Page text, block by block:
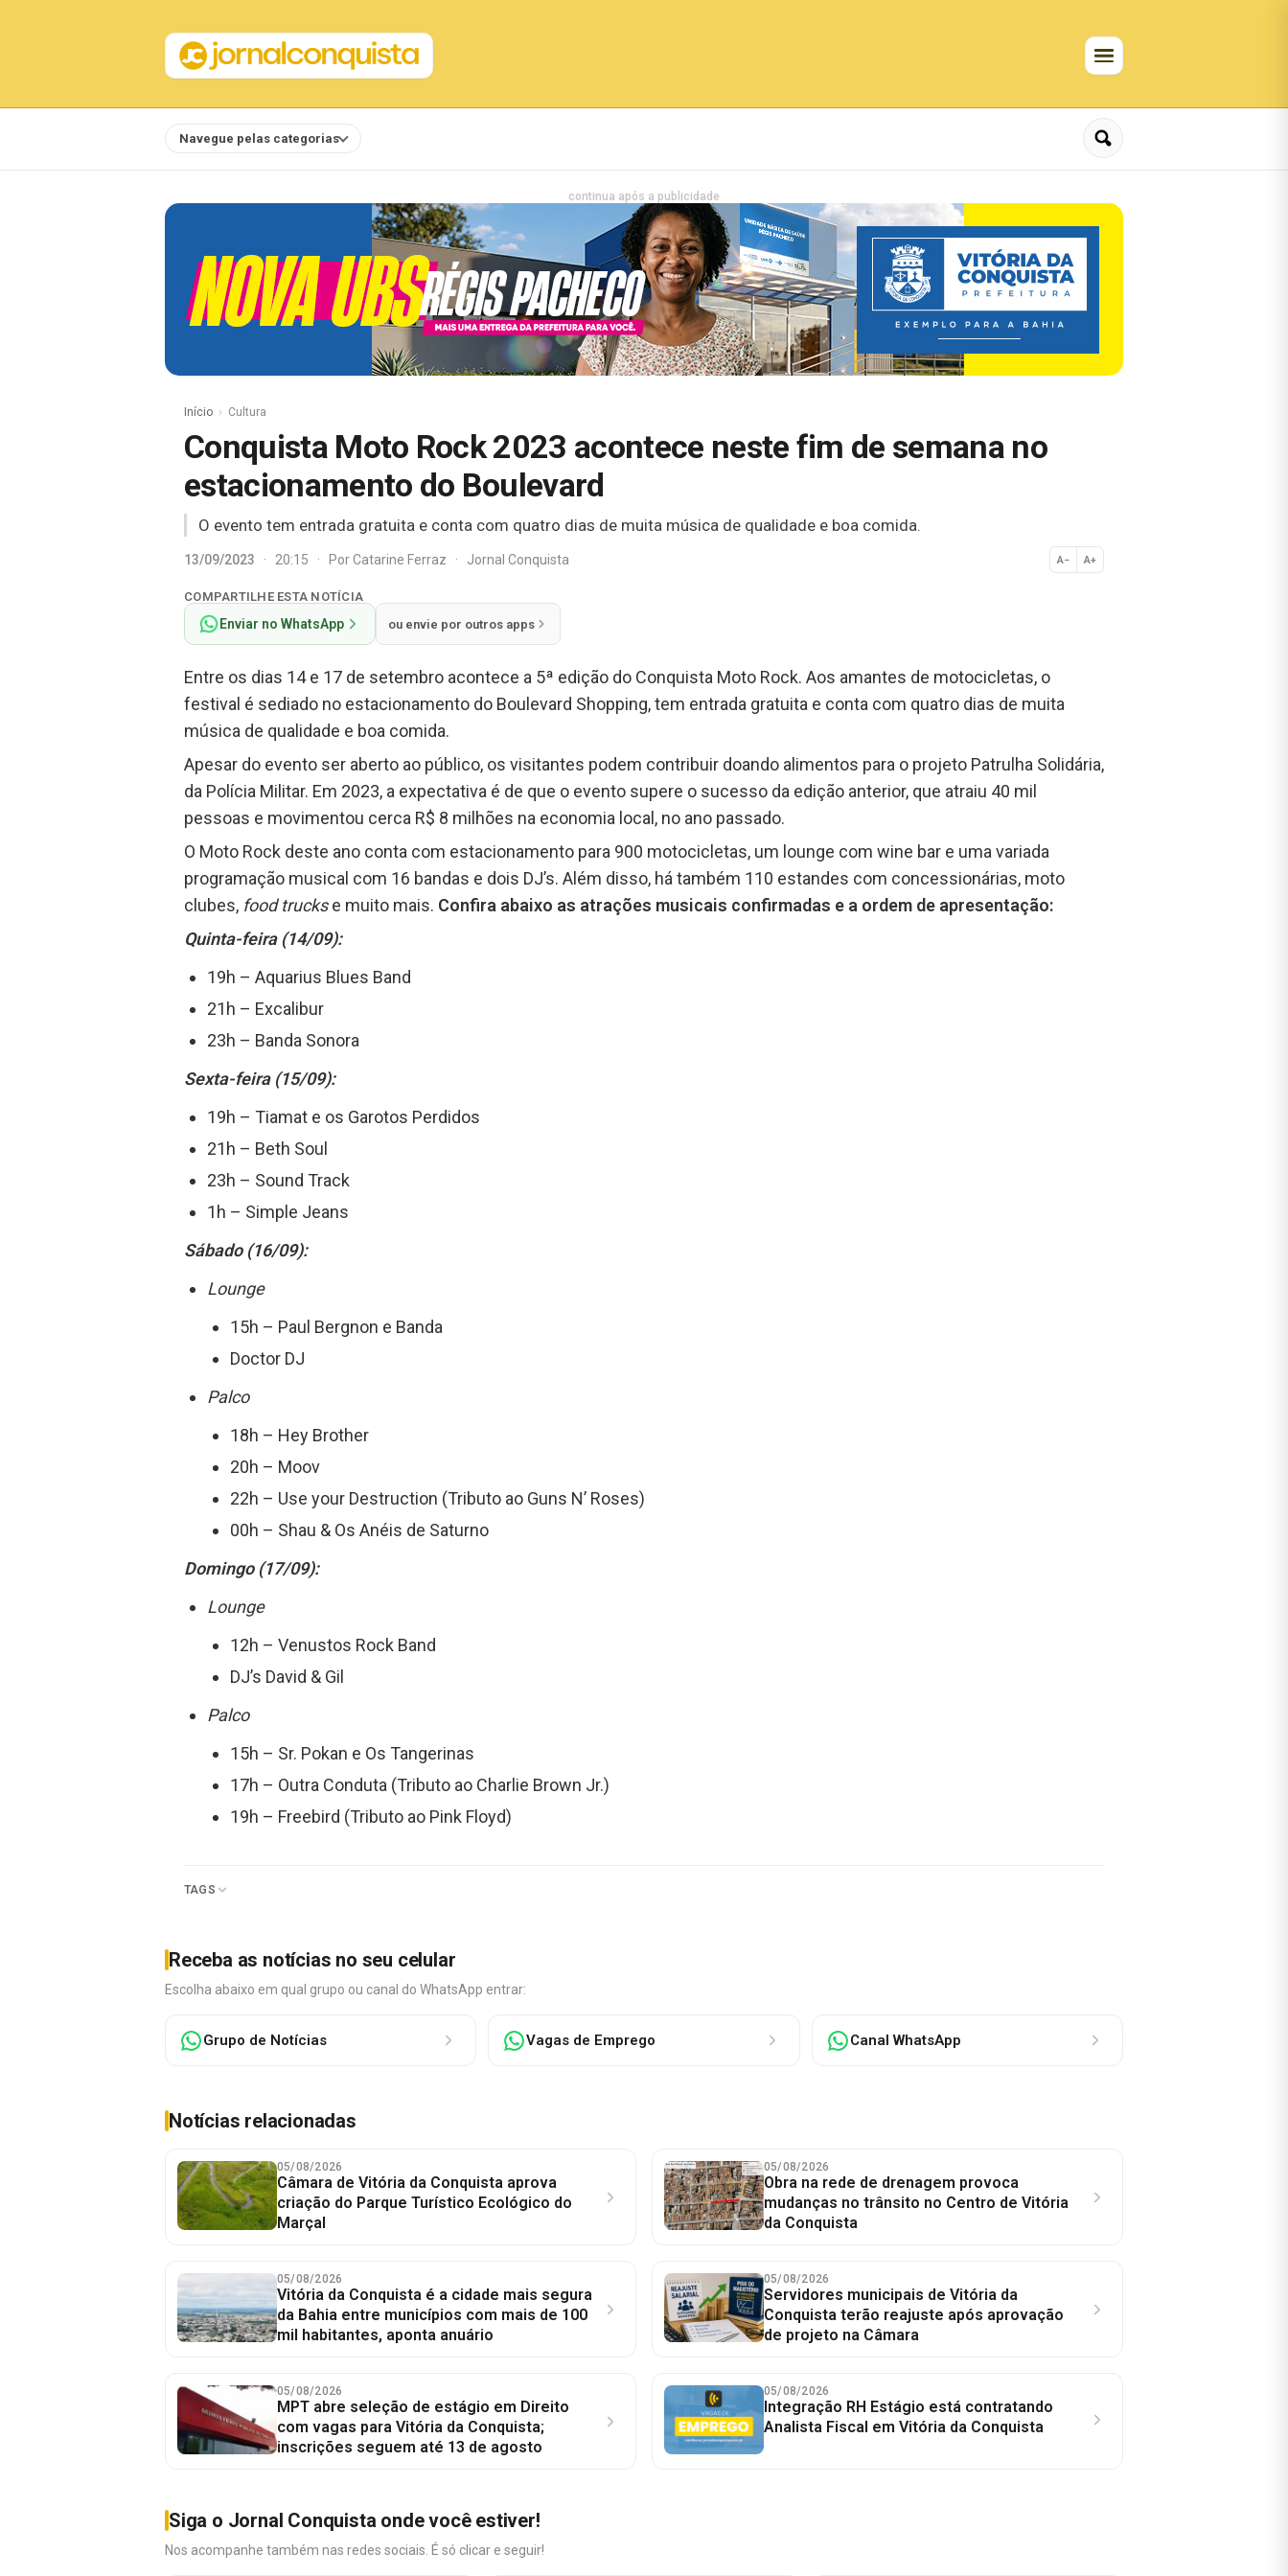
Navegue pelas categorias
continua após a publicidade
Início Cultura
Conquista Moto Rock 2023 acontece neste fim de semana no
estacionamento do Boulevard
O evento tem entrada gratuita e conta com quatro dias de muita música de qualidade e boa comida.
13/09/2023 · 20:15 · PorCatarine Ferraz · Jornal Conquista A− A+
Normal
COMPARTILHE ESTA NOTÍCIA
Enviar no WhatsApp ou envie por outros apps
Entre os dias 14 e 17 de setembro acontece a 5ª edição do Conquista Moto Rock. Aos amantes de motocicletas, o
festival é sediado no estacionamento do Boulevard Shopping, tem entrada gratuita e conta com quatro dias de muita
música de qualidade e boa comida.
Apesar do evento ser aberto ao público, os visitantes podem contribuir doando alimentos para o projeto Patrulha Solidária,
da Polícia Militar. Em 2023, a expectativa é de que o evento supere o sucesso da edição anterior, que atraiu 40 mil
pessoas e movimentou cerca R$ 8 milhões na economia local, no ano passado.
O Moto Rock deste ano conta com estacionamento para 900 motocicletas, um lounge com wine bar e uma variada
programação musical com 16 bandas e dois DJ’s. Além disso, há também 110 estandes com concessionárias, moto
clubes, food truckse muito mais. Confira abaixo as atrações musicais confirmadas e a ordem de apresentação:
Quinta-feira (14/09):
19h – Aquarius Blues Band
21h – Excalibur
23h – Banda Sonora
Sexta-feira (15/09):
19h – Tiamat e os Garotos Perdidos
21h – Beth Soul
23h – Sound Track
1h – Simple Jeans
Sábado (16/09):
Lounge
15h – Paul Bergnon e Banda
Doctor DJ
Palco
18h – Hey Brother
20h – Moov
22h – Use your Destruction (Tributo ao Guns N’ Roses)
00h – Shau & Os Anéis de Saturno
Domingo (17/09):
Lounge
12h – Venustos Rock Band
DJ’s David & Gil
Palco
15h – Sr. Pokan e Os Tangerinas
17h – Outra Conduta (Tributo ao Charlie Brown Jr.)
19h – Freebird (Tributo ao Pink Floyd)
TAGS
Receba as notícias no seu celular
Escolha abaixo em qual grupo ou canal do WhatsApp entrar:
Grupo de Notícias Vagas de Emprego Canal WhatsApp
Notícias relacionadas
05/08/2026
Câmara de Vitória da Conquista aprova
criação do Parque Turístico Ecológico do
Marçal
05/08/2026
Obra na rede de drenagem provoca
mudanças no trânsito no Centro de Vitória
da Conquista
05/08/2026
Vitória da Conquista é a cidade mais segura
da Bahia entre municípios com mais de 100
mil habitantes, aponta anuário
05/08/2026
Servidores municipais de Vitória da
Conquista terão reajuste após aprovação
de projeto na Câmara
05/08/2026
MPT abre seleção de estágio em Direito
com vagas para Vitória da Conquista;
inscrições seguem até 13 de agosto
05/08/2026
Integração RH Estágio está contratando
Analista Fiscal em Vitória da Conquista
Siga o Jornal Conquista onde você estiver!
Nos acompanhe também nas redes sociais. É só clicar e seguir!